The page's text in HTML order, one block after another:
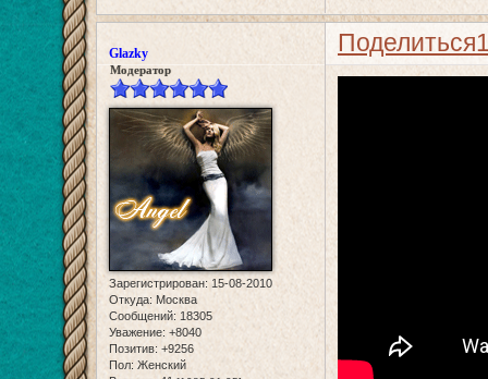
Поделиться
Glazky
Модератор
Зарегистрирован: 15-08-2010
Откуда: Москва
Сообщений: 18305
Уважение: +8040
Позитив: +9256
Пол: Женский